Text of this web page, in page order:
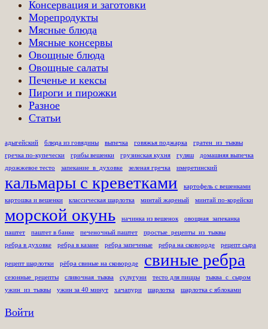
Консервация и заготовки
Морепродукты
Мясные блюда
Мясные консервы
Овощные блюда
Овощные салаты
Печенье и кексы
Пироги и пирожки
Разное
Статьи
адыгейский блюда из говядины выпечка говяжья поджарка
гратен_из_тыквы
гречка по-купечески
грибы вешенки грузинская кухня гуляш
домашняя выпечка
дрожжевое тесто
запекание_в_духовке зеленая гречка имеретинский
кальмары с креветками картофель с вешенками
картошка и вешенки классическая шарлотка минтай жареный минтай по-корейски
морской окунь начинка из вешенок овощная_запеканка
паштет паштет в банке печеночный паштет
простые_рецепты_из_тыквы
ребра в духовке
ребра в казане ребра запеченые ребра на сковороде рецепт сыра
рецепт шарлотки рёбра свиные на сковороде свиные ребра
сезонные_рецепты сливочная_тыква сулугуни тесто для пиццы
тыква_с_сыром
ужин_из_тыквы
ужин за 40 минут хачапури шарлотка шарлотка с яблоками
Войти